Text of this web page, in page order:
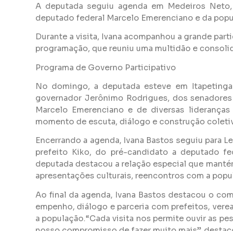
A deputada seguiu agenda em Medeiros
deputado federal Marcelo Emerenciano e da
Durante a visita, Ivana acompanhou a grande
programação, que reuniu uma multidão e
Programa de Governo Participativo
No domingo, a deputada esteve em
governador Jerônimo Rodrigues, dos
Marcelo Emerenciano e de diversas
momento de escuta, diálogo e construção
Encerrando a agenda, Ivana Bastos seguiu para
prefeito Kiko, do pré-candidato a deputado
deputada destacou a relação especial que
apresentações culturais, reencontros com a
Ao final da agenda, Ivana Bastos destacou o
empenho, diálogo e parceria com prefeitos,
a população.“Cada visita nos permite ouvir as